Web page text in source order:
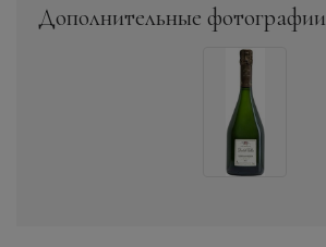
Дополнительные фотографии